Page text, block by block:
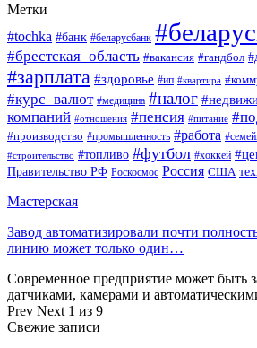
Метки
#tochka #банк #беларусбанк
#брестская_область #вакансия #гандбол
#зарплата #здоровье #ип #квартира
#курс_валют #медицина #налог
компаний #отношения #пенсия #питание
#производство #промышленность #работа
#строительство #топливо #футбол #хоккей
Правительство РФ Роскосмос Россия США
Мастерская
Завод автоматизировали почти
линию может только один…
Современное предприятие может быть
датчиками, камерами и
Prev Next 1 из 9
Свежие записи